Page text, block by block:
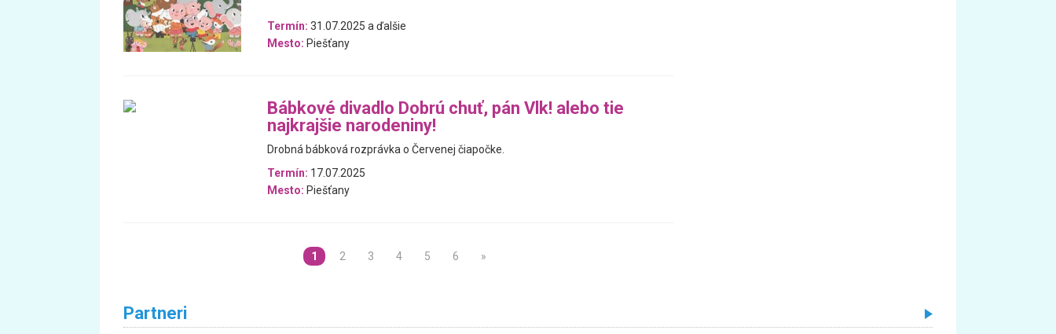
Termín: 31.07.2025 a ďalšie
Mesto: Piešťany
Bábkové divadlo Dobrú chuť, pán Vlk! alebo tie
najkrajšie narodeniny!
Drobná bábková rozprávka o Červenej čiapočke.
Termín: 17.07.2025
Mesto: Piešťany
1 2 3 4 5 6 »
Partneri